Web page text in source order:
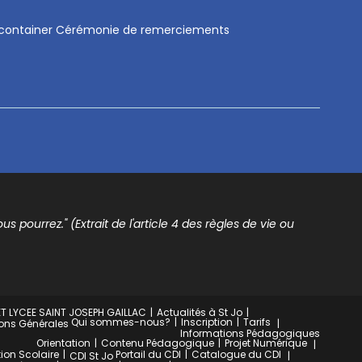
Cérémonie de remerciements
pourrez." (Extrait de l'article 4 des règles de vie ou
LYCEE SAINT JOSEPH GAILLAC
Actualités à St Jo
Générales Qui sommes-nous? Inscription
Tarifs
Informations Pédagogiques
Orientation Contenu Pédagogique
Projet Numérique
Scolaire
CDI St JoPortail du CDI
Catalogue du CDI